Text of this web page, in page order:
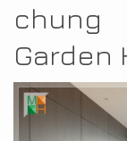
Garden